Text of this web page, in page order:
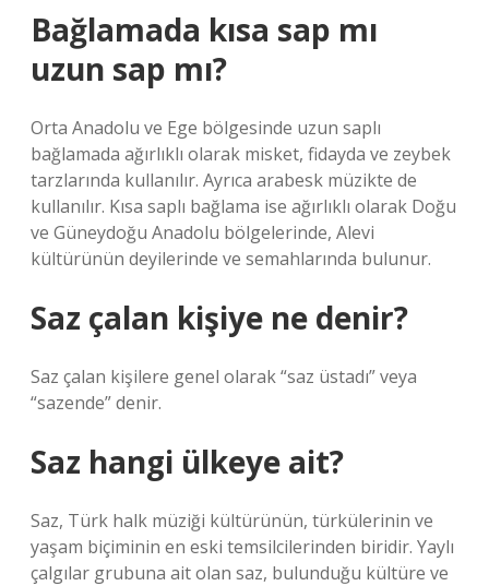
Bağlamada kısa sap mı
uzun sap mı?
Orta Anadolu ve Ege bölgesinde uzun saplı
bağlamada ağırlıklı olarak misket, fidayda ve zeybek
tarzlarında kullanılır. Ayrıca arabesk müzikte de
kullanılır. Kısa saplı bağlama ise ağırlıklı olarak Doğu
ve Güneydoğu Anadolu bölgelerinde, Alevi
kültürünün deyilerinde ve semahlarında bulunur.
Saz çalan kişiye ne denir?
Saz çalan kişilere genel olarak “saz üstadı” veya
“sazende” denir.
Saz hangi ülkeye ait?
Saz, Türk halk müziği kültürünün, türkülerinin ve
yaşam biçiminin en eski temsilcilerinden biridir. Yaylı
çalgılar grubuna ait olan saz, bulunduğu kültüre ve